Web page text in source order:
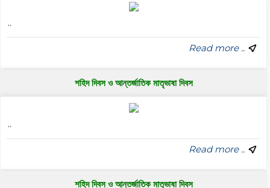
..
Read more ..
শহিদ দিবস ও আন্তর্জাতিক মাতৃভাষা দিবস
..
Read more ..
শহিদ দিবস ও আন্তর্জাতিক মাতৃভাষা দিবস